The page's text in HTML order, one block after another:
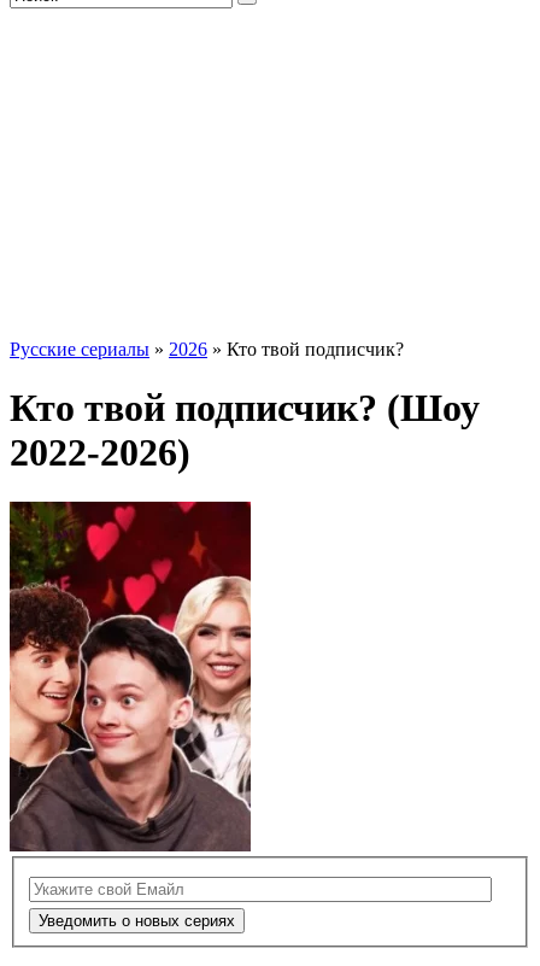
Русские сериалы » 2026 » Кто твой подписчик?
Кто твой подписчик? (Шоу
2022-2026)
Уведомить о новых сериях